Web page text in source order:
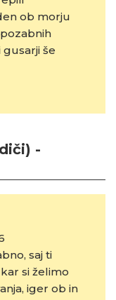
ob morju
še
-
saj ti
si želimo
iger ob in